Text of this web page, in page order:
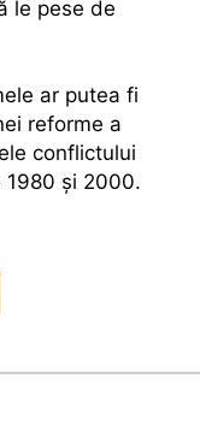
le pese de
ar putea fi
reforme a
conflictului
1980 şi 2000.